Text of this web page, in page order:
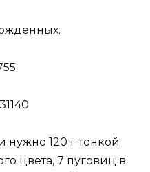
нужно 120 г тонкой
цвета, 7 пуговиц в